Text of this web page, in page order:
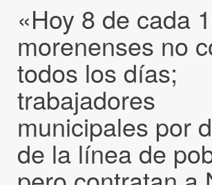
«Hoy 8 de cada
morenenses no
todos los días;
trabajadores
municipales por
de la línea de